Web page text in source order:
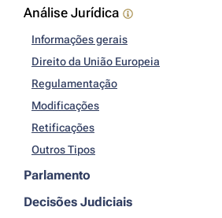
Análise Jurídica
Informações gerais
Direito da União Europeia
Regulamentação
Modificações
Retificações
Outros Tipos
Parlamento
Decisões Judiciais